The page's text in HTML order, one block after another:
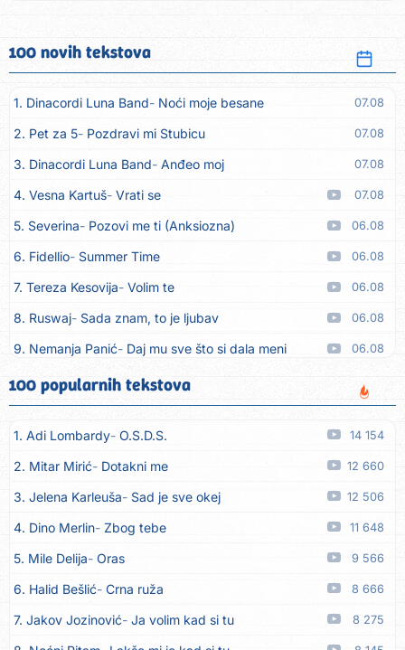
100 novih tekstova
1. Dinacordi Luna Band Noći moje besane 07.08
2. Pet za 5 Pozdravi mi Stubicu 07.08
3. Dinacordi Luna Band Anđeo moj 07.08
4. Vesna Kartuš Vrati se 07.08
5. Severina Pozovi me ti (Anksiozna) 06.08
6. Fidellio Summer Time 06.08
7. Tereza Kesovija Volim te 06.08
8. Ruswaj Sada znam, to je ljubav 06.08
9. Nemanja Panić Daj mu sve što si dala meni 06.08
10. Gustafi Imala je oči pospane
11. Marko Nedug Pjesma za tebe 06.08
12. Bruno Krajcar Pozitiva 06.08
13. Bruno Krajcar Za nas 06.08
14. Tereza Kesovija Da li ću moći 06.08
15. Lidija Bačić Neka se vino toči (Nazdravlje) 06.08
16. Karin Kuljanić Nisi zavridel 06.08
17. Tamara Brusić Nigdi ni lipo ko doma 06.08
18. Tamara Brusić Biž´mo ća 06.08
100 popularnih tekstova
1. Adi Lombardy O.S.D.S. 14 154
2. Mitar Mirić Dotakni me 12 660
3. Jelena Karleuša Sad je sve okej 12 506
4. Dino Merlin Zbog tebe 11 648
5. Mile Delija Oras 9 566
6. Halid Bešlić Crna ruža 8 666
7. Jakov Jozinović Ja volim kad si tu 8 275